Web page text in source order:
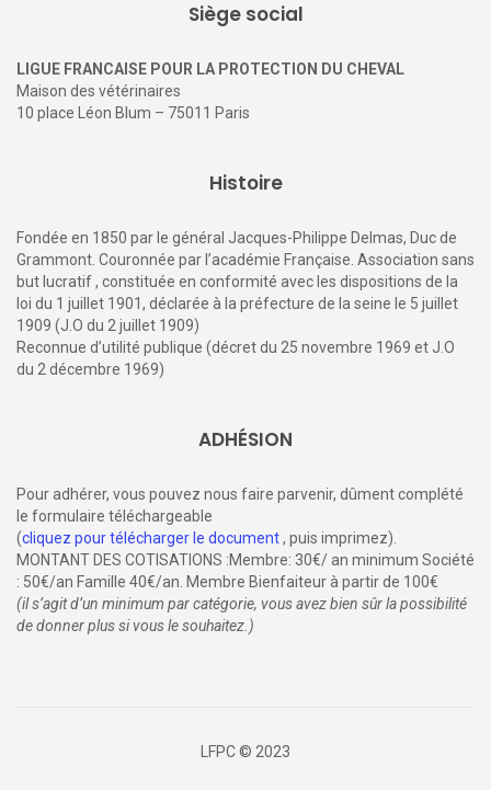
Siège social
LIGUE FRANCAISE POUR LA PROTECTION DU CHEVAL
Maison des vétérinaires
10 place Léon Blum – 75011 Paris
Histoire
Fondée en 1850 par le général Jacques-Philippe Delmas, Duc de
Grammont. Couronnée par l’académie Française. Association sans
but lucratif , constituée en conformité avec les dispositions de la
loi du 1 juillet 1901, déclarée à la préfecture de la seine le 5 juillet
1909 (J.O du 2 juillet 1909)
Reconnue d’utilité publique (décret du 25 novembre 1969 et J.O
du 2 décembre 1969)
ADHÉSION
Pour adhérer, vous pouvez nous faire parvenir, dûment complété
le formulaire téléchargeable
(cliquez pour télécharger le document, puis imprimez).
MONTANT DES COTISATIONS :Membre: 30€/ an minimum Société
: 50€/an Famille 40€/an. Membre Bienfaiteur à partir de 100€
(il s’agit d’un minimum par catégorie, vous avez bien sûr la possibilité
de donner plus si vous le souhaitez.)
LFPC © 2023